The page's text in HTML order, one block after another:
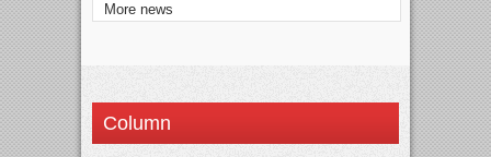
More news
Column